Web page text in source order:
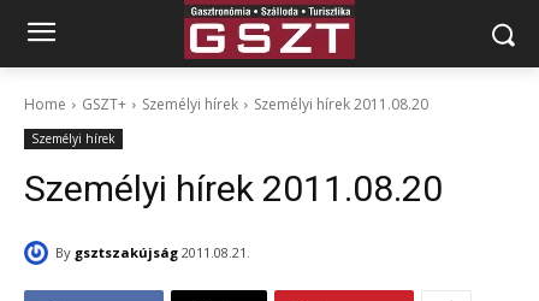
Home GSZT+ Személyi hírek Személyi hírek 2011.08.20
Személyi hírek
Személyi hírek 2011.08.20
By gsztszakújság 2011.08.21.